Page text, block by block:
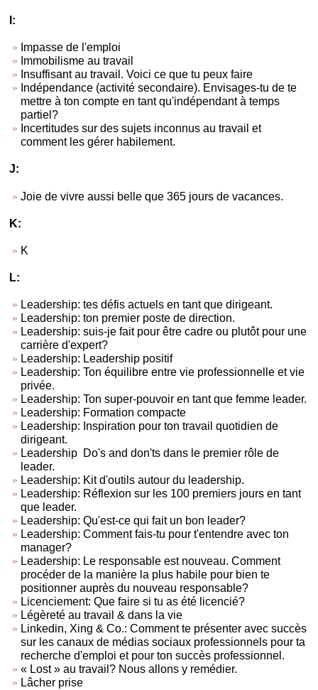
I:
Impasse de l'emploi
Immobilisme au travail
Insuffisant au travail. Voici ce que tu peux faire
Indépendance (activité secondaire). Envisages-tu de te
mettre à ton compte en tant qu'indépendant à temps
partiel?
Incertitudes sur des sujets inconnus au travail et
comment les gérer habilement.
J:
Joie de vivre aussi belle que 365 jours de vacances.
K:
K
L:
Leadership: tes défis actuels en tant que dirigeant.
Leadership: ton premier poste de direction.
Leadership: suis-je fait pour être cadre ou plutôt pour une
carrière d'expert?
Leadership: Leadership positif
Leadership: Ton équilibre entre vie professionnelle et vie
privée.
Leadership: Ton super-pouvoir en tant que femme leader.
Leadership: Formation compacte
Leadership: Inspiration pour ton travail quotidien de
dirigeant.
Leadership Do's and don'ts dans le premier rôle de
leader.
Leadership: Kit d'outils autour du leadership.
Leadership: Réflexion sur les 100 premiers jours en tant
que leader.
Leadership: Qu'est-ce qui fait un bon leader?
Leadership: Comment fais-tu pour t'entendre avec ton
manager?
Leadership: Le responsable est nouveau. Comment
procéder de la manière la plus habile pour bien te
positionner auprès du nouveau responsable?
Licenciement: Que faire si tu as été licencié?
Légèreté au travail & dans la vie
Linkedin, Xing & Co.: Comment te présenter avec succès
sur les canaux de médias sociaux professionnels pour ta
recherche d'emploi et pour ton succès professionnel.
« Lost » au travail? Nous allons y remédier.
Lâcher prise